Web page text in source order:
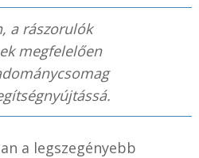
a rászorulók
megfelelően
a legszegényebb